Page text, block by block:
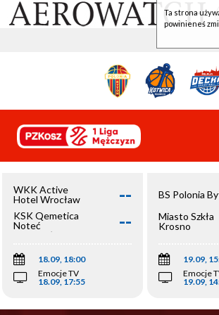
WKK Active
Hotel Wrocław
--
KSK Qemetica
Noteć
Inowrocław
--
18.09, 18:00
Emocje TV
18.09, 17:55
BS Polonia
Miasto Szkła
Krosno
19.09,
Emocje
19.09,
Ta strona
powinieneś